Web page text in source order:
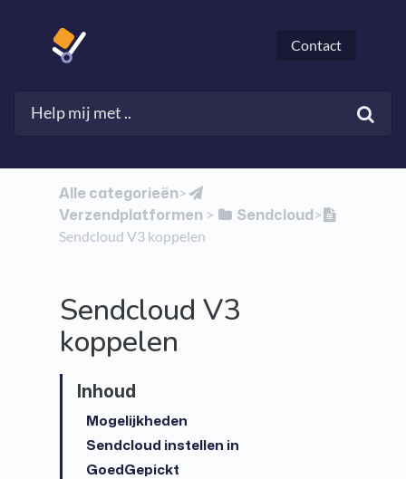
Contact
Alle categorieën​>​
Verzendplatformen​ > ​ ​Sendcloud​>​
Sendcloud V3 koppelen
Sendcloud V3
koppelen
Mogelijkheden
Sendcloud instellen in
GoedGepickt